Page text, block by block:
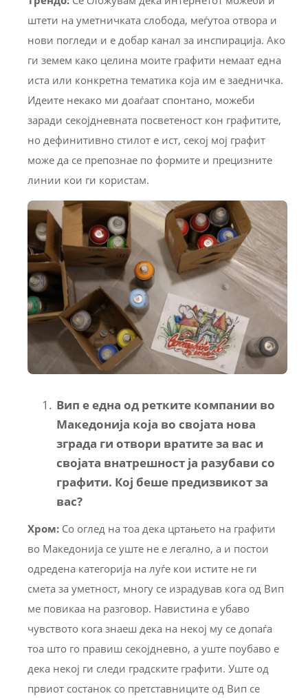
штети на уметничката слобода, меѓутоа отвора и
нови погледи и е добар канал за инспирација. Ако
ги земем како целина моите графити немаат една
иста или конкретна тематика која им е заедничка.
Идеите некако ми доаѓаат спонтано, можеби
заради секојдневната посветеност кон графитите,
но дефинитивно стилот е ист, секој мој графит
може да се препознае по формите и прецизните
линии кои ги користам.
Вип е една од ретките компании во
Македонија која во својата нова
зграда ги отвори вратите за вас и
својата внатрешност ја разубави со
графити. Кој беше предизвикот за
вас?
Хром: Со оглед на тоа дека цртањето на графити
во Македонија се уште не е легално, а и постои
одредена категорија на луѓе кои истите не ги
смета за уметност, многу се израдував кога од Вип
ме повикаа на разговор. Навистина е убаво
чувството кога знаеш дека на некој му се допаѓа
тоа што го правиш секојдневно, а уште поубаво е
дека некој ги следи градските графити. Уште од
првиот состанок со претставниците од Вип се